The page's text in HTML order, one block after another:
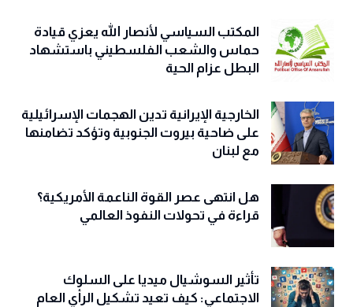
المكتب السياسي لأنصار الله يعزي قيادة
حماس والشعب الفلسطيني باستشهاد
البطل عزام الحية
الخارجية الإيرانية تدين الهجمات الإسرائيلية
على ضاحية بيروت الجنوبية وتؤكد تضامنها
مع لبنان
هل انتهى عصر القوة الناعمة الأمريكية؟
قراءة في تحولات النفوذ العالمي
تأثير السوشيال ميديا على السلوك
الاجتماعي: كيف تعيد تشكيل الرأي العام